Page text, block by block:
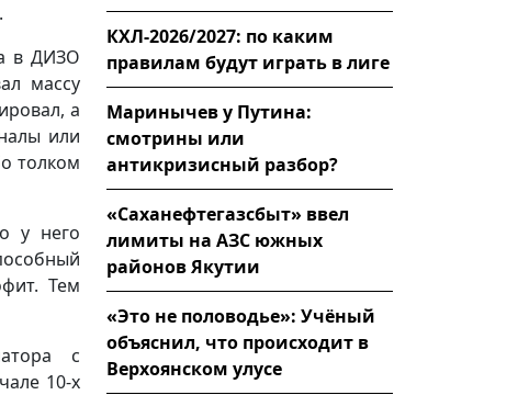
в ДИЗО
массу
а
или
толком
у него
Тем
с
10-х
КХЛ-2026/2027: по каким
правилам будут играть в лиге
Маринычев у Путина:
смотрины или
антикризисный разбор?
«Саханефтегазсбыт» ввел
лимиты на АЗС южных
районов Якутии
«Это не половодье»: Учёный
объяснил, что происходит в
Верхоянском улусе